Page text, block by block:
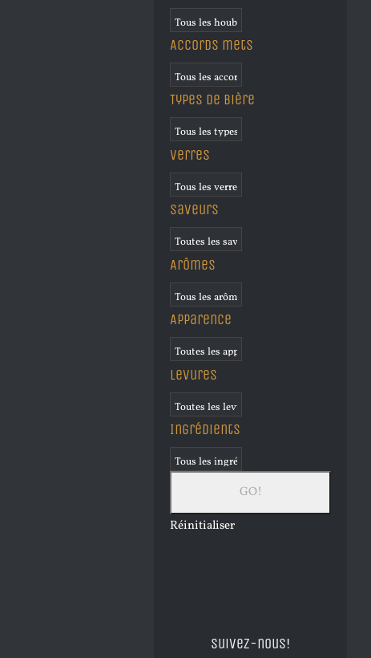
Accords mets
Types de bière
Verres
Saveurs
Arômes
Apparence
Levures
Ingrédients
Réinitialiser
Suivez-nous!